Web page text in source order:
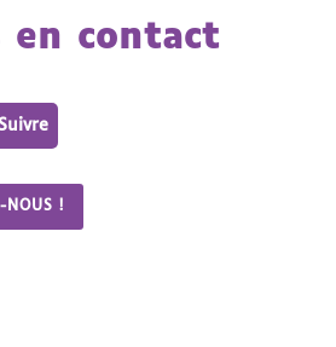
en contact
NOUS !